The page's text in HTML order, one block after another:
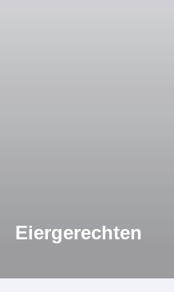
Eiergerechten